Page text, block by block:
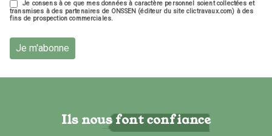
Je consens à ce que mes données à caractère personnel soient collectées et
transmises à des partenaires de ONSSEN (éditeur du site clictravaux.com) à des
fins de prospection commerciales.
Je m'abonne
Ils nous font confiance